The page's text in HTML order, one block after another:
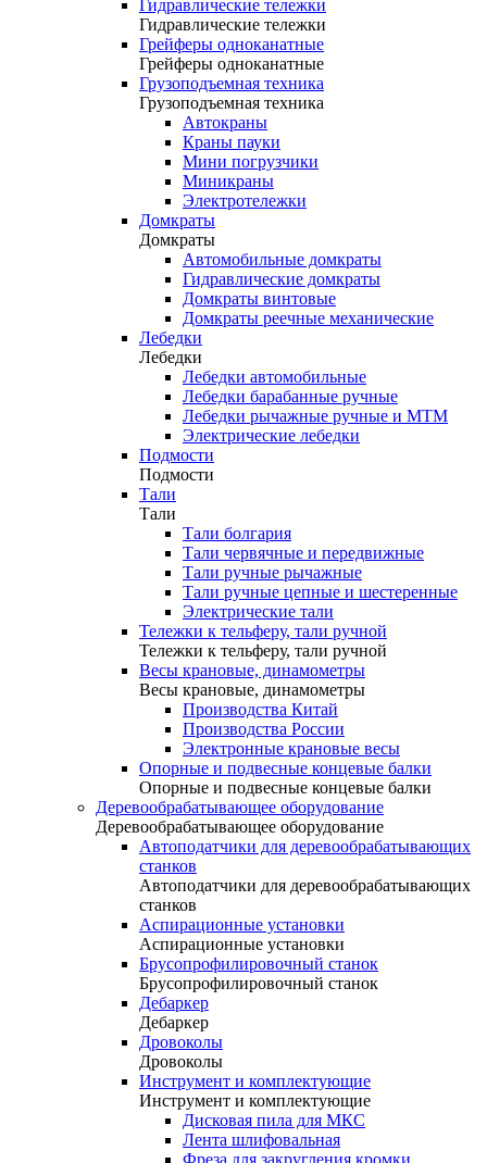
Гидравлические тележки
Гидравлические тележки
Грейферы одноканатные
Грейферы одноканатные
Грузоподъемная техника
Грузоподъемная техника
Автокраны
Краны пауки
Мини погрузчики
Миникраны
Электротележки
Домкраты
Домкраты
Автомобильные домкраты
Гидравлические домкраты
Домкраты винтовые
Домкраты реечные механические
Лебедки
Лебедки
Лебедки автомобильные
Лебедки барабанные ручные
Лебедки рычажные ручные и МТМ
Электрические лебедки
Подмости
Подмости
Тали
Тали
Тали болгария
Тали червячные и передвижные
Тали ручные рычажные
Тали ручные цепные и шестеренные
Электрические тали
Тележки к тельферу, тали ручной
Тележки к тельферу, тали ручной
Весы крановые, динамометры
Весы крановые, динамометры
Производства Китай
Производства России
Электронные крановые весы
Опорные и подвесные концевые балки
Опорные и подвесные концевые балки
Деревообрабатывающее оборудование
Деревообрабатывающее оборудование
Автоподатчики для деревообрабатывающих
станков
Автоподатчики для деревообрабатывающих
станков
Аспирационные установки
Аспирационные установки
Брусопрофилировочный станок
Брусопрофилировочный станок
Дебаркер
Дебаркер
Дровоколы
Дровоколы
Инструмент и комплектующие
Инструмент и комплектующие
Дисковая пила для МКС
Лента шлифовальная
Фреза для закругления кромки